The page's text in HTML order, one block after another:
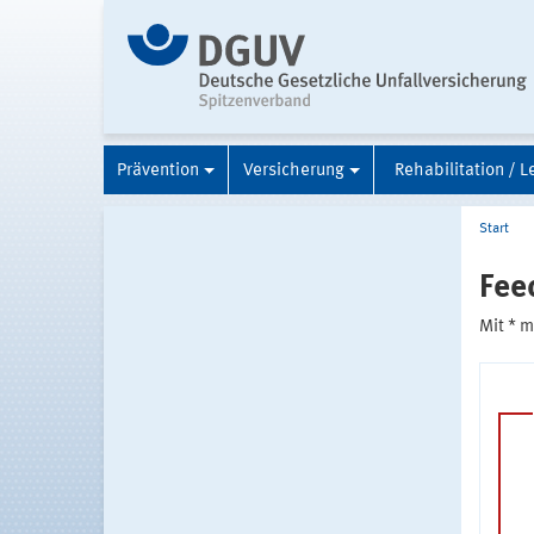
Prävention Versicherung Rehabilitation /
Start
Mit *